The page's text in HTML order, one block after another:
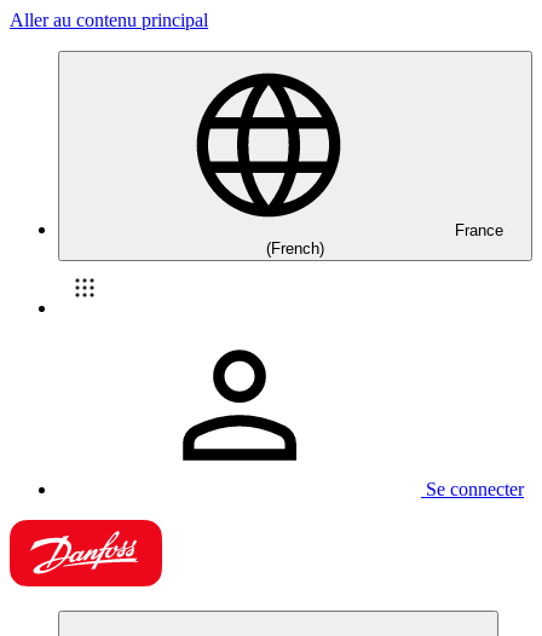
Aller au contenu principal
France
(French)
Se connecter